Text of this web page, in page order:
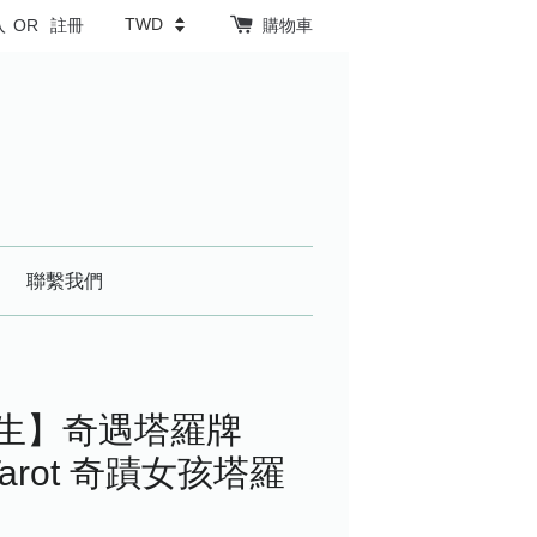
OR 註冊 購物車
聯繫我們
】奇遇塔羅牌
奇蹟女孩塔羅